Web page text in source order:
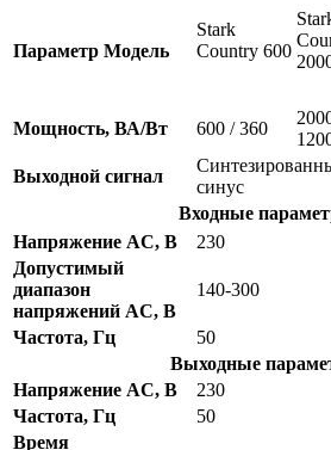
Параметр Модель
Stark
Country 600
Мощность, ВА/Вт 600 / 360
Выходной сигнал
синус
Входные
Напряжение AC, B
230
Допустимый
диапазон
напряжений AC, B
140-300
Частота, Гц
50
Выходные
Напряжение AC, B
230
Частота, Гц
50
Время